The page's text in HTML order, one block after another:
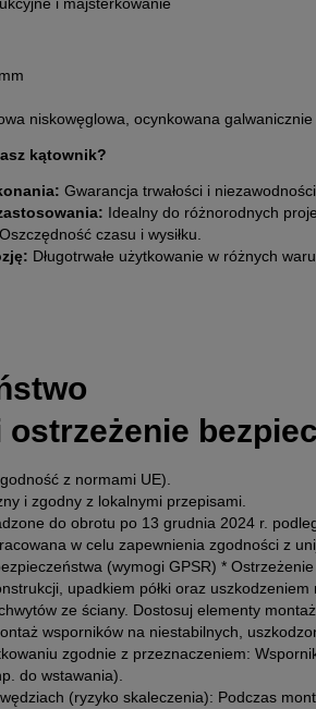
i majsterkowanie
niskowęglowa, ocynkowana galwanicznie
kątownik?
Gwarancja trwałości i
Idealny do różnorodnych
Oszczędność czasu i wysiłku.
Długotrwałe użytkowanie w różnych
z normami UE).
i zgodny z lokalnymi przepisami.
do obrotu po 13 grudnia 2024 r.
w celu zapewnienia zgodności z
(wymogi GPSR) *
upadkiem półki oraz
ze ściany. Dostosuj elementy
wsporników na niestabilnych,
zgodnie z przeznaczeniem:
do wstawania).
(ryzyko skaleczenia): Podczas